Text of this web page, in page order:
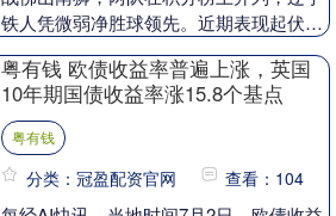
铁人凭微弱净胜球领先。近期表现起伏的
龙形成势均力敌....
粤有钱 欧债收益率普遍上涨，英国
10年期国债收益率涨15.8个基点
粤有钱
分类：冠盈配资官网 查看：104